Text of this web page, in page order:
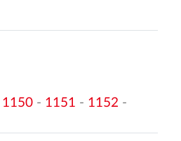
1150 - 1151 - 1152 -